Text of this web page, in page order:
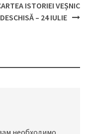
ISTORIEI VEȘNIC
DESCHISĂ – 24 IULIE